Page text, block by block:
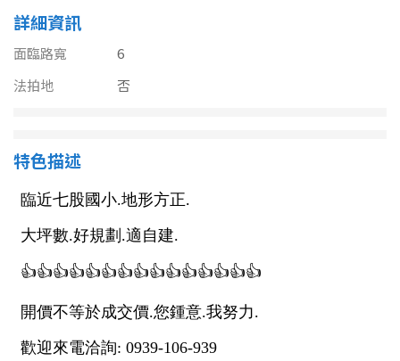
嘉義市
嘉義縣
台南市
高雄市
澎湖縣
廠辦
坪數
60~70 坪 70~80 坪
80坪以上
詳細資訊
面臨路寬
6
法拍地
否
特色描述